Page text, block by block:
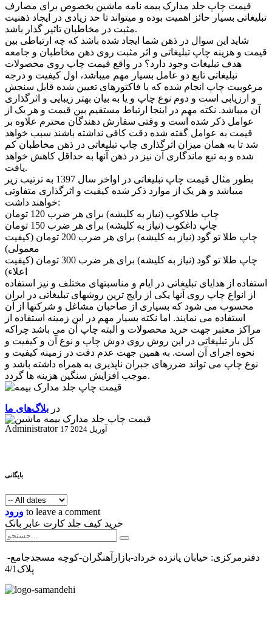
قیمت چاپ جلد مدارک بیمه نامه ماشین بخصوص برای مصارف
تبلیغاتی بسیار حائز اهمیت بوده و میتواند تا حد زیادی در ایجاد ذهنیت
مثبت در مخاطبان تاثیر گذار باشد.
شاید این سوال در ذهن شما ایجاد شده باشد که چه ارتباطی بین
قیمت و هزینه چاپ تبلیغاتی و اثر مثبت روی ذهن مخاطبان و جامعه
هدف تبلیغات وجود دارد؟ در واقع قیمت چاپ روی محصولات
تبلیغاتی تابع دو عامل بسیار مهم میباشد، اول کیفیت و درجه
مرغوبیت چاپ انجام شده که با فاکتورهای تعیین شده قابل سنجش
و ارزیابی است و دوم نوع چاپ و یا به بیان بهتر زیبایی و اثرگذاری
آن میباشد. نکته مهم در اینجا ارتباط مستقیم بین قیمت و هر یک از
عوامل ذکر شده است و وقتی سفارش دهندگان محترم علاوه بر
قیمت به عوامل گفته شده دقت کافی نداشته باشند سبب خواهد
شد تا به همان میزان اثرگذاری چاپ تبلیغاتی در ذهن مخاطبان کم
شده و به تبع ماندگاری آن نیز در ذهن آنها به حداقل کاهش خواهد
یافت.
بطور مثال قیمت چاپ تبلیغاتی در اواخر سال 1397 به ترتیب زیر
میباشد و هر یک از موارد ذکر شده کیفیت و اثرگذاری متفاوتی
خواهند داشت:
چاپ طلاکوب (نیاز به کلیشه) برای هر ضرب 120 تومان
چاپ داغکوب (نیاز به کلیشه) برای هر ضرب 150 تومان
چاپ طلا تو گود (نیاز به کلیشه) برای هر ضرب 200 تومان (کیفیت
معمولی)
چاپ طلا تو گود (نیاز به کلیشه) برای هر ضرب 300 تومان (کیفیت
اعلاء)
استفاده از هدایای تبلیغاتی در ایام و مناسبتهای مختلف و نیز استفاده
از انواع چاپ روی آنها یکی از رایج ترین روشهای تبلیغاتی در ایران
محسوب می شود که بسیاری از صاحبان مشاغل و شرکتها از آن
استفاده می نمایند. اما نکته بسیار مهم در این زمینه استفاده از
مراکز معتبر جهت خرید محصولات و البته چاپ آن می باشد چراکه
کل بار تبلیغاتی در این روش روی دوش چاپ و نوع آن و کیفیت و
نحوه اجرای آن است. به همین جهت عدم دقت در زمینه کیفیت و
نوع چاپ می تواند ضررهای جبران ناپذیری به همراه داشته باشد و
موجب افزایش سنگین هزینه ها گردد.
در بلاگ‌های ما
Administrator
17 آوریل 2024
بایگانی
ورود to leave a comment
خرید کیف جلد کارت عابر بانک
پلاک4/1